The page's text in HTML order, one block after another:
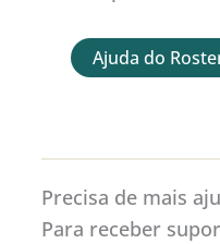
Ajuda do
Precisa de mais
Para receber